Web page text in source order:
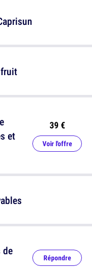
et
39 €
Voir l'offre
de
Répondre